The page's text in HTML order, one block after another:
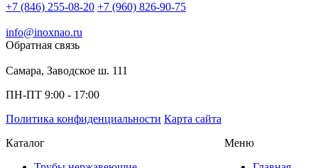
+7 (846) 255-08-20 +7 (960) 826-90-75
info@inoxnao.ru
Обратная связь
Самара, Заводское ш. 111
ПН-ПТ 9:00 - 17:00
Политика конфиденциальности Карта сайта
Каталог
Меню